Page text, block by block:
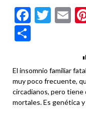
El insomnio familiar
muy poco frecuente,
circadianos, pero
mortales. Es genética